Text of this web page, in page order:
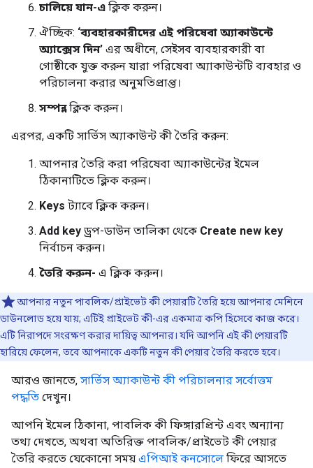
চালিয়ে যান-এ ক্লিক করুন।
ঐচ্ছিক: ‘ব্যবহারকারীদের এই পরিষেবা অ্যাকাউন্টে
অ্যাক্সেস দিন’ এর অধীনে, সেইসব ব্যবহারকারী বা
গোষ্ঠীকে যুক্ত করুন যারা পরিষেবা অ্যাকাউন্টটি ব্যবহার ও
পরিচালনা করার অনুমতিপ্রাপ্ত।
সম্পন্নক্লিক করুন।
এরপর, একটি সার্ভিস অ্যাকাউন্ট কী তৈরি করুন:
আপনার তৈরি করা পরিষেবা অ্যাকাউন্টের ইমেল
ঠিকানাটিতে ক্লিক করুন।
Keys ট্যাবে ক্লিক করুন।
Add key ড্রপ-ডাউন তালিকা থেকে Create new key
নির্বাচন করুন।
তৈরি করুন- এ ক্লিক করুন।
আপনার নতুন পাবলিক/প্রাইভেট কী পেয়ারটি তৈরি হয়ে আপনার মেশিনে
ডাউনলোড হয়ে যায়; এটিই প্রাইভেট কী-এর একমাত্র কপি হিসেবে কাজ করে।
এটি নিরাপদে সংরক্ষণ করার দায়িত্ব আপনার। যদি আপনি এই কী পেয়ারটি
হারিয়ে ফেলেন, তবে আপনাকে একটি নতুন কী পেয়ার তৈরি করতে হবে।
আরও জানতে, সার্ভিস অ্যাকাউন্ট কী পরিচালনার সর্বোত্তম
পদ্ধতি দেখুন।
আপনি ইমেল ঠিকানা, পাবলিক কী ফিঙ্গারপ্রিন্ট এবং অন্যান্য
তথ্য দেখতে, অথবা অতিরিক্ত পাবলিক/প্রাইভেট কী পেয়ার
তৈরি করতে যেকোনো সময় এপিআই কনসোলে ফিরে আসতে